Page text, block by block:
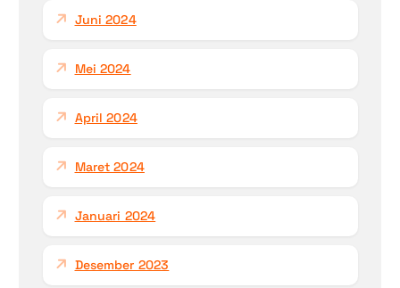
Juni 2024
Mei 2024
April 2024
Maret 2024
Januari 2024
Desember 2023